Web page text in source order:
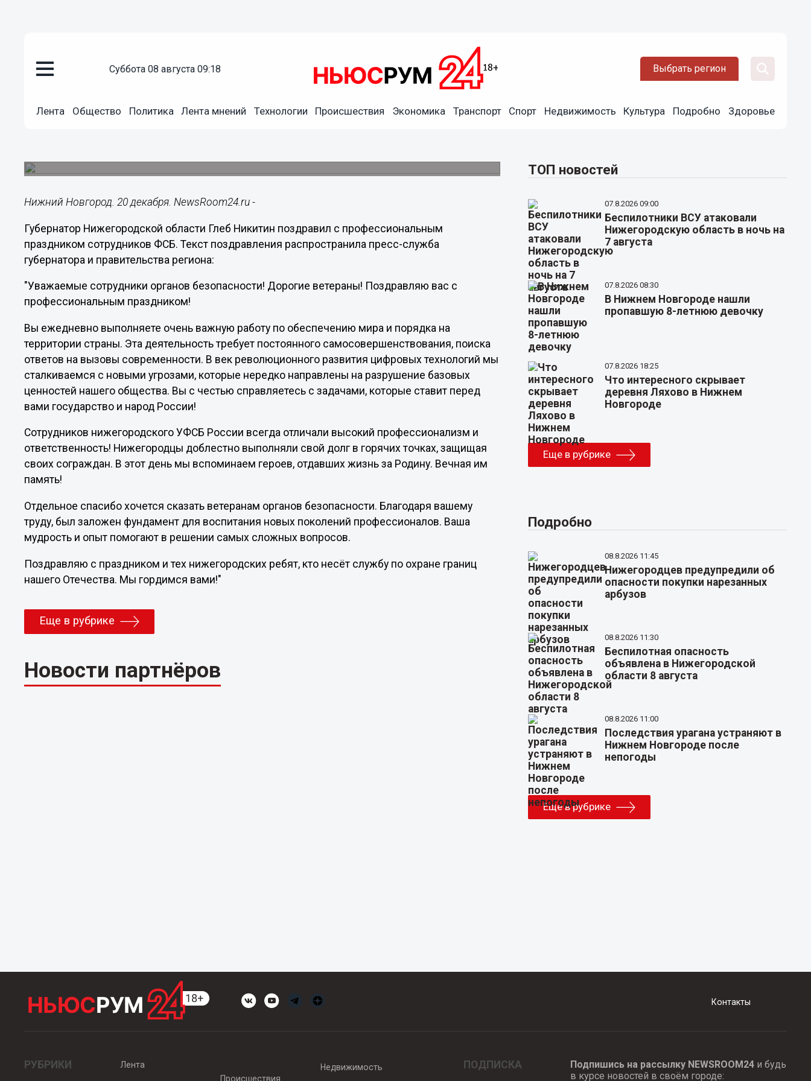
суббота 08 августа 09:18 Выбрать регион
Лента Общество Политика Лента мнений Технологии Происшествия Экономика Транспорт Спорт Недвижимость Культура Подробно Здоровье
Никитин поздравил сотрудников ФСБ с профессиональным
Нижний Новгород. 20 декабря. NewsRoom24.ru -
Губернатор Нижегородской области Глеб Никитин поздравил с профессиональным
праздником сотрудников ФСБ. Текст поздравления распространила пресс-служба
губернатора и правительства региона:
"Уважаемые сотрудники органов безопасности! Дорогие ветераны! Поздравляю вас с
профессиональным праздником!
Вы ежедневно выполняете очень важную работу по обеспечению мира и порядка на
территории страны. Эта деятельность требует постоянного самосовершенствования, поиска
ответов на вызовы современности. В век революционного развития цифровых технологий мы
сталкиваемся с новыми угрозами, которые нередко направлены на разрушение базовых
ценностей нашего общества. Вы с честью справляетесь с задачами, которые ставит перед
вами государство и народ России!
Сотрудников нижегородского УФСБ России всегда отличали высокий профессионализм и
ответственность! Нижегородцы доблестно выполняли свой долг в горячих точках, защищая
своих сограждан. В этот день мы вспоминаем героев, отдавших жизнь за Родину. Вечная им
память!
Отдельное спасибо хочется сказать ветеранам органов безопасности. Благодаря вашему
труду, был заложен фундамент для воспитания новых поколений профессионалов. Ваша
мудрость и опыт помогают в решении самых сложных вопросов.
Поздравляю с праздником и тех нижегородских ребят, кто несёт службу по охране границ
нашего Отечества. Мы гордимся вами!"
Еще в рубрике
Новости партнёров
ТОП новостей
07.8.2026 09:00
Беспилотники ВСУ атаковали
Нижегородскую область в ночь на
7 августа
07.8.2026 08:30
В Нижнем Новгороде нашли
пропавшую 8-летнюю девочку
07.8.2026 18:25
Что интересного скрывает
деревня Ляхово в Нижнем
Новгороде
Еще в рубрике
Подробно
08.8.2026 11:45
Нижегородцев предупредили об
опасности покупки нарезанных
арбузов
08.8.2026 11:30
Беспилотная опасность
объявлена в Нижегородской
области 8 августа
08.8.2026 11:00
Последствия урагана устраняют в
Нижнем Новгороде после
непогоды
Еще в рубрике
Контакты
РУБРИКИ
Лента
Происшествия
Недвижимость ПОДПИСКА Подпишись на рассылку NEWSROOM24и будь
в курсе новостей в своём городе: